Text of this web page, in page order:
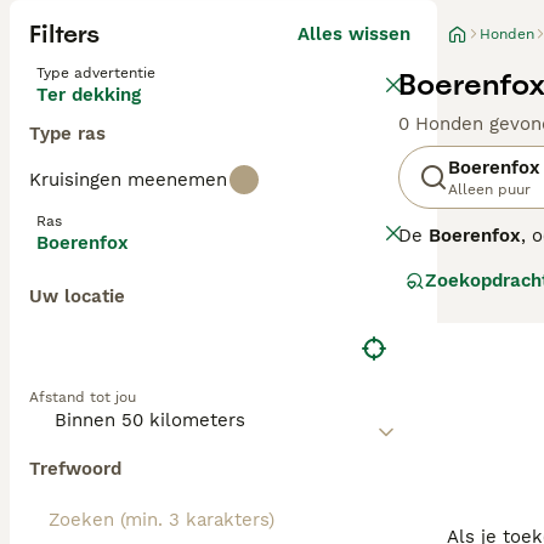
Filters Alles wissen
Type advertentie
Ter dekking
Type ras
Kruisingen meenemen
Ras
Boerenfox
Uw locatie
Afstand tot jou
Trefwoord
Honden
0 Honden
Boerenfox
Alleen puur
De Boerenfox,
maar een echt
Een
waakse en
opvoeding.
vreemden
over de
16 jaar.Als je